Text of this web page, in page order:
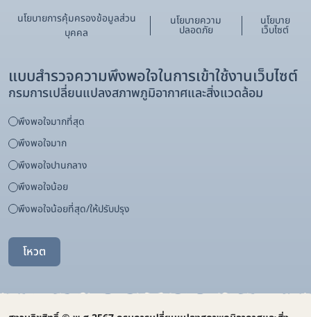
นโยบายการคุ้มครองข้อมูลส่วน
บุคคล
นโยบายความ
ปลอดภัย
นโยบาย
เว็บไซต์
แบบสำรวจความพึงพอใจในการเข้าใช้งานเว็บไซต์
กรมการเปลี่ยนแปลงสภาพภูมิอากาศและสิ่งแวดล้อม
พึงพอใจมากที่สุด
พึงพอใจมาก
พึงพอใจปานกลาง
พึงพอใจน้อย
พึงพอใจน้อยที่สุด/ให้ปรับปรุง
โหวต